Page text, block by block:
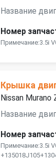
Название
Номер
Примечание:3.5i
Крышка
Nissan
Название
Номер
Примечание:3.5i